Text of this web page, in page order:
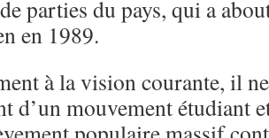
parties du pays, qui a
en 1989.
à la vision courante, il ne
d’un mouvement étudiant